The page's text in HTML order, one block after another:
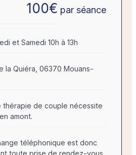
100€ par séance
et Samedi 10h à 13h
la Quiéra, 06370 Mouans-
thérapie de couple nécessite
amont.
téléphonique est donc